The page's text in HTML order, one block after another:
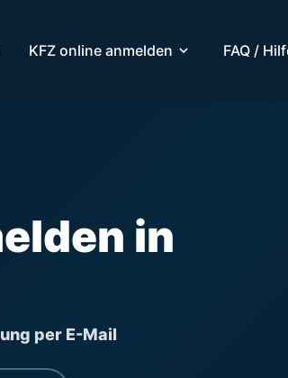
KFZ online anmelden FAQ /
in
per E-Mail